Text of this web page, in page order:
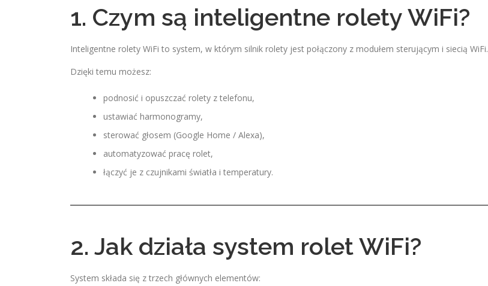
1. Czym są inteligentne rolety WiFi?
Inteligentne rolety WiFi to system, w którym silnik rolety jest połączony z modułem sterującym i siecią WiFi.
Dzięki temu możesz:
podnosić i opuszczać rolety z telefonu,
ustawiać harmonogramy,
sterować głosem (Google Home / Alexa),
automatyzować pracę rolet,
łączyć je z czujnikami światła i temperatury.
2. Jak działa system rolet WiFi?
System składa się z trzech głównych elementów: